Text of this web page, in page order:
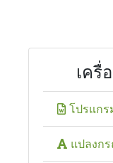
เครื่
โปรแกร
แปลงก